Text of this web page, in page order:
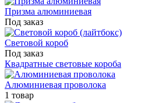
Призма алюминиевая
Под заказ
Световой короб
Под заказ
Квадратные световые короба
Алюминиевая проволока
1 товар